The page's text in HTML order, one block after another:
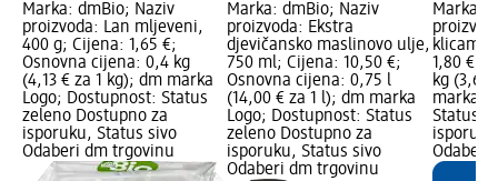
Marka: dmBio; Naziv
proizvoda: Lan mljeveni,
400 g; Cijena: 1,65 €;
Osnovna cijena: 0,4 kg
(4,13 € za 1 kg); dm marka
Logo; Dostupnost: Status
zeleno Dostupno za
isporuku, Status sivo
Odaberi dm trgovinu
Marka: dmBio; Naziv
proizvoda: Ekstra
djevičansko maslinovo ulje,
750 ml; Cijena: 10,50 €;
Osnovna cijena: 0,75 l
(14,00 € za 1 l); dm marka
Logo; Dostupnost: Status
zeleno Dostupno za
isporuku, Status sivo
Odaberi dm trgovinu
Marka:
1,80 €;
kg (3,60
marka
Status
Odaberi